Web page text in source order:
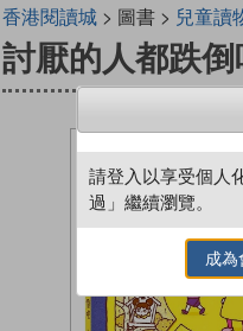
香港閱讀城> 圖書 > 兒童讀
討厭的人都跌倒
請登入以享受個人
過」繼續瀏覽。
成為